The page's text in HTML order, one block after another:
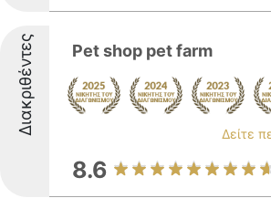
Διακριθέντες Pet shop pet farm
Δείτε
8.6